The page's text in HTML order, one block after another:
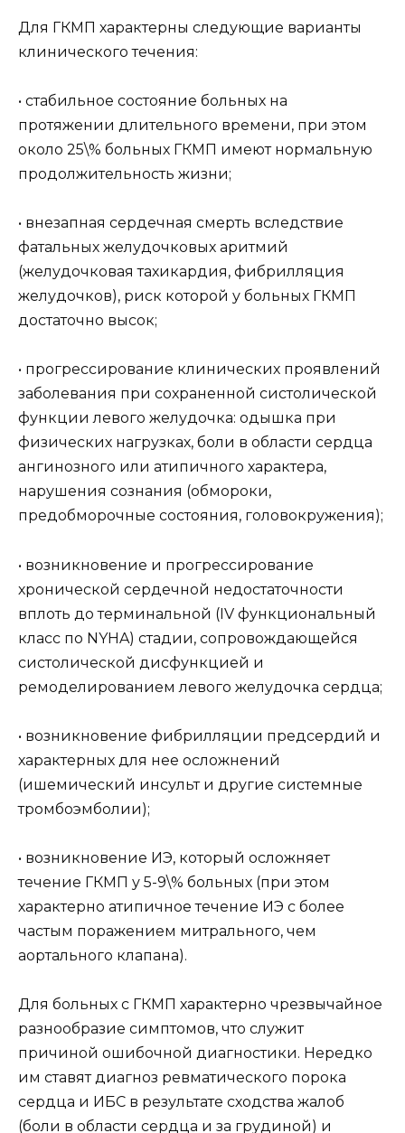
Для ГКМП характерны следующие варианты
клинического течения:
• стабильное состояние больных на
протяжении длительного времени, при этом
около 25\% больных ГКМП имеют нормальную
продолжительность жизни;
• внезапная сердечная смерть вследствие
фатальных желудочковых аритмий
(желудочковая тахикардия, фибрилляция
желудочков), риск которой у больных ГКМП
достаточно высок;
• прогрессирование клинических проявлений
заболевания при сохраненной систолической
функции левого желудочка: одышка при
физических нагрузках, боли в области сердца
ангинозного или атипичного характера,
нарушения сознания (обмороки,
предобморочные состояния, головокружения);
• возникновение и прогрессирование
хронической сердечной недостаточности
вплоть до терминальной (IV функциональный
класс по NYHA) стадии, сопровождающейся
систолической дисфункцией и
ремоделированием левого желудочка сердца;
• возникновение фибрилляции предсердий и
характерных для нее осложнений
(ишемический инсульт и другие системные
тромбоэмболии);
• возникновение ИЭ, который осложняет
течение ГКМП у 5-9\% больных (при этом
характерно атипичное течение ИЭ с более
частым поражением митрального, чем
аортального клапана).
Для больных с ГКМП характерно чрезвычайное
разнообразие симптомов, что служит
причиной ошибочной диагностики. Нередко
им ставят диагноз ревматического порока
сердца и ИБС в результате сходства жалоб
(боли в области сердца и за грудиной) и